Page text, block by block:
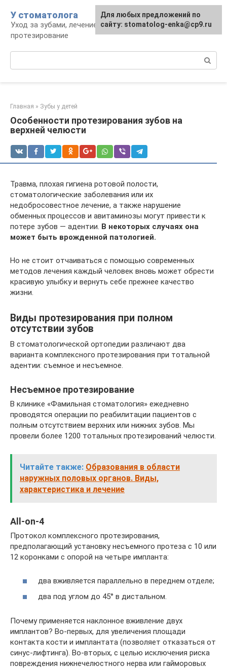
контенту
У стоматолога
Уход за зубами, лечение, удаление,
протезирование
Главная » Зубы у детей
Особенности протезирования зубов на
верхней челюсти
Травма, плохая гигиена ротовой полости,
стоматологические заболевания или их
недобросовестное лечение, а также нарушение
обменных процессов и авитаминозы могут привести к
потере зубов — адентии. В некоторых случаях она
может быть врожденной патологией.
Но не стоит отчаиваться с помощью современных
методов лечения каждый человек вновь может обрести
красивую улыбку и вернуть себе прежнее качество
жизни.
Виды протезирования при полном
отсутствии зубов
В стоматологической ортопедии различают два
варианта комплексного протезирования при тотальной
адентии: съемное и несъемное.
Несъемное протезирование
В клинике «Фамильная стоматология» ежедневно
проводятся операции по реабилитации пациентов с
полным отсутствием верхних или нижних зубов. Мы
провели более 1200 тотальных протезирований челюсти.
Читайте также: Образования в области
наружных половых органов. Виды,
характеристика и лечение
All-on-4
Протокол комплексного протезирования,
предполагающий установку несъемного протеза с 10 или
12 коронками с опорой на четыре импланта:
два вживляется параллельно в переднем отделе;
два под углом до 45° в дистальном.
Почему применяется наклонное вживление двух
имплантов? Во-первых, для увеличения площади
контакта кости и имплантата (позволяет отказаться от
синус-лифтинга). Во-вторых, с целью исключения риска
повреждения нижнечелюстного нерва или гайморовых
Для любых предложений по
сайту: stomatolog-enka@cp9.ru